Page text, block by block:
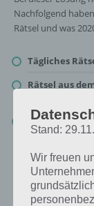
Nachfolgend
Rätsel und was
Tägliches
Rätsel aus
Zur Übersicht:
2021!
Stand:
Wir freuen